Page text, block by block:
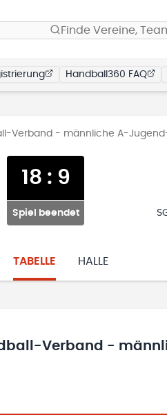
Finde Vereine,
Handball360 FAQ
Verband - männliche A-Jugend-
18 : 9
Spiel beendet
TABELLE HALLE
Verband -